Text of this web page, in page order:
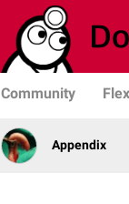
Community
Appendix